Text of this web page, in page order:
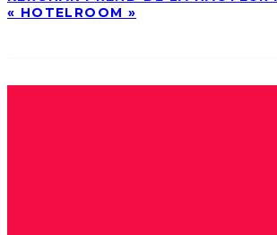
« HOTELROOM »